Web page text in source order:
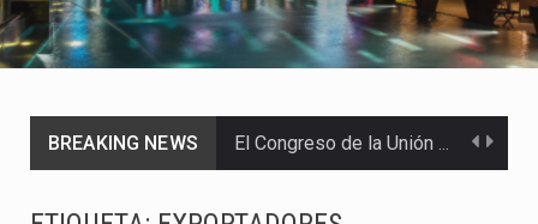
BREAKING NEWS